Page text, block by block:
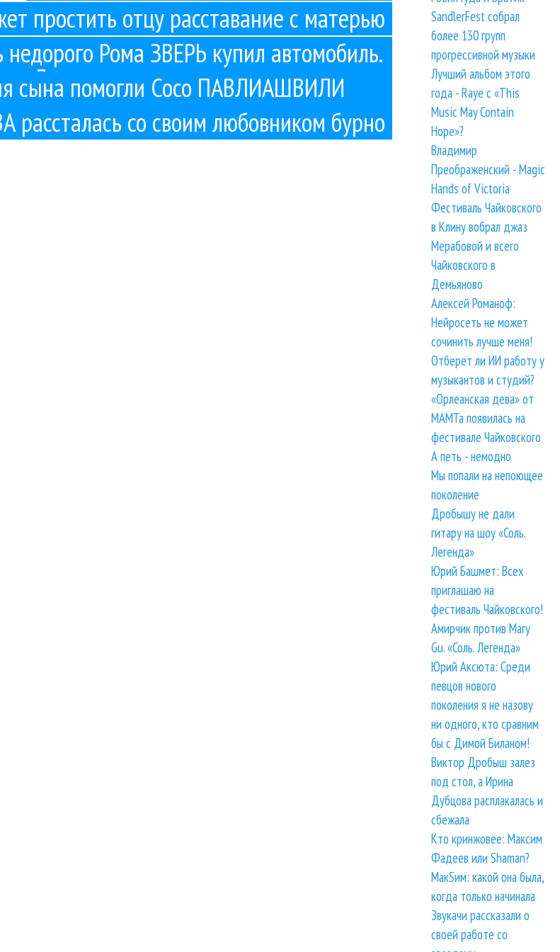
простить отцу расставание с матерью
недорого Рома ЗВЕРЬ купил автомобиль.
Для мамы
сына помогли Сосо ПАВЛИАШВИЛИ
написать песню
рассталась со своим любовником бурно
SandlerFest собрал
более 130 групп
прогрессивной музыки
Лучший альбом этого
года - Raye с «This
Music May Contain
Hope»?
Владимир
Преображенский - Magic
Hands of Victoria
Фестиваль Чайковского
в Клину вобрал джаз
Мерабовой и всего
Чайковского в
Демьяново
Алексей Романоф:
Нейросеть не может
сочинить лучше меня!
Отберет ли ИИ работу у
музыкантов и студий?
«Орлеанская дева» от
МАМТа появилась на
фестивале Чайковского
А петь - немодно
Мы попали на непоющее
поколение
Дробышу не дали
гитару на шоу «Соль.
Легенда»
Юрий Башмет: Всех
приглашаю на
фестиваль Чайковского!
Амирчик против Mary
Gu. «Соль. Легенда»
Юрий Аксюта: Среди
певцов нового
поколения я не назову
ни одного, кто сравним
бы с Димой Биланом!
Виктор Дробыш залез
под стол, а Ирина
Дубцова расплакалась и
сбежала
Кто кринжовее: Максим
Фадеев или Shaman?
МакSим: какой она была,
когда только начинала
Звукачи рассказали о
своей работе со